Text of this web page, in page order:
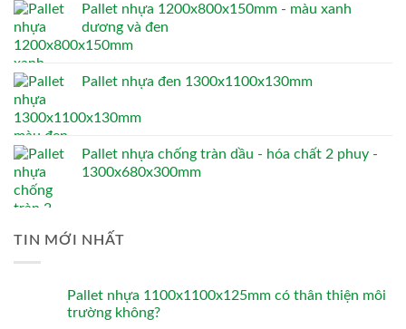
Pallet nhựa 1200x800x150mm - màu xanh
dương và đen
Pallet nhựa đen 1300x1100x130mm
Pallet nhựa chống tràn dầu - hóa chất 2 phuy -
1300x680x300mm
TIN MỚI NHẤT
Pallet nhựa 1100x1100x125mm có thân thiện môi
trường không?